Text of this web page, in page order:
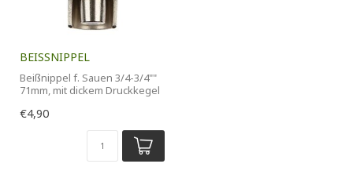
BEISSNIPPEL
Beißnippel f. Sauen 3/4-3/4""
71mm, mit dickem Druckkegel
€4,90